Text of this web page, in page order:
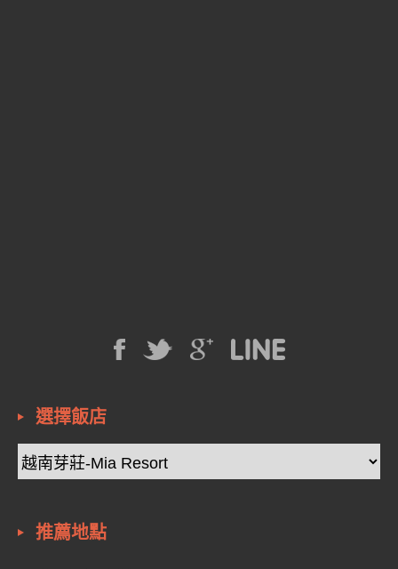
選擇飯店
推薦地點